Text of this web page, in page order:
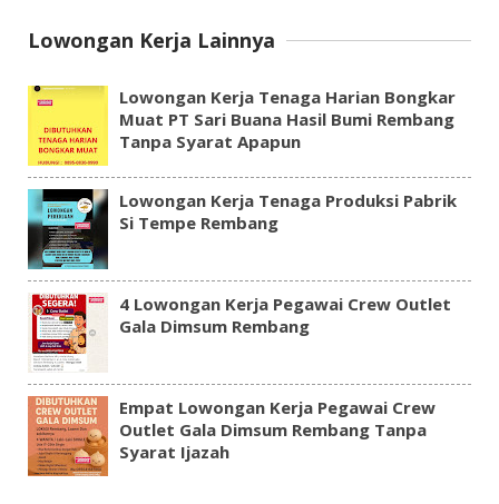
Lowongan Kerja Lainnya
Lowongan Kerja Tenaga Harian Bongkar
Muat PT Sari Buana Hasil Bumi Rembang
Tanpa Syarat Apapun
Lowongan Kerja Tenaga Produksi Pabrik
Si Tempe Rembang
4 Lowongan Kerja Pegawai Crew Outlet
Gala Dimsum Rembang
Empat Lowongan Kerja Pegawai Crew
Outlet Gala Dimsum Rembang Tanpa
Syarat Ijazah